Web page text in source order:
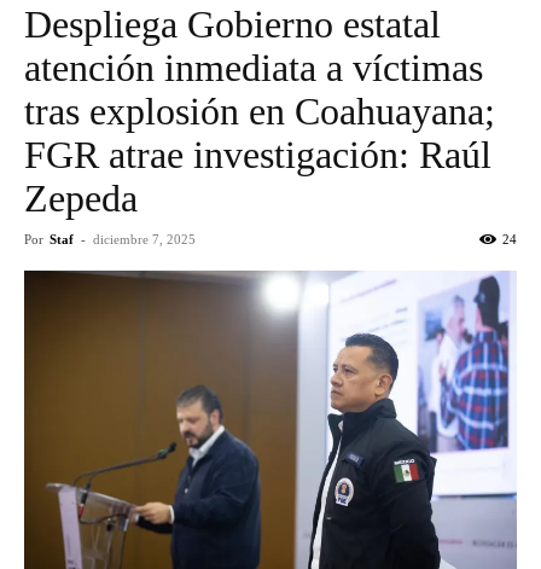
Despliega Gobierno estatal
atención inmediata a víctimas
tras explosión en Coahuayana;
FGR atrae investigación: Raúl
Zepeda
Por Staf - diciembre 7, 2025 24